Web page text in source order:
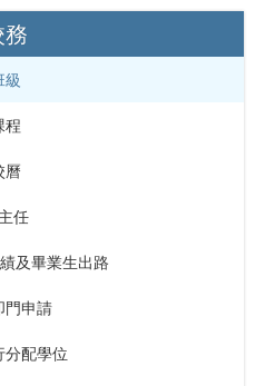
級
程
曆
任
及畢業生出路
門申請
分配學位